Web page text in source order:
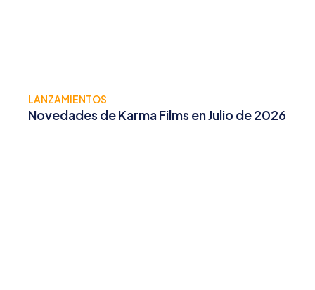
LANZAMIENTOS
Novedades de Karma Films en Julio de 2026